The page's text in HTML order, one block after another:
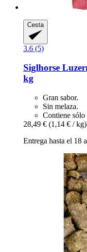
Cesta
3.6 (5)
Siglhorse
kg
Gran sabor.
Sin melaza.
Contiene sólo
28,49 € (1,14 € / kg)
Entrega hasta el 18